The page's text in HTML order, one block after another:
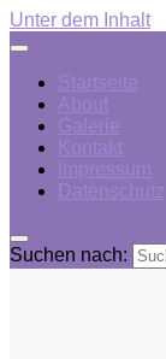
Unter dem Inhalt
Startseite
About
Galerie
Kontakt
Impressum
Datenschutz
Suchen nach: